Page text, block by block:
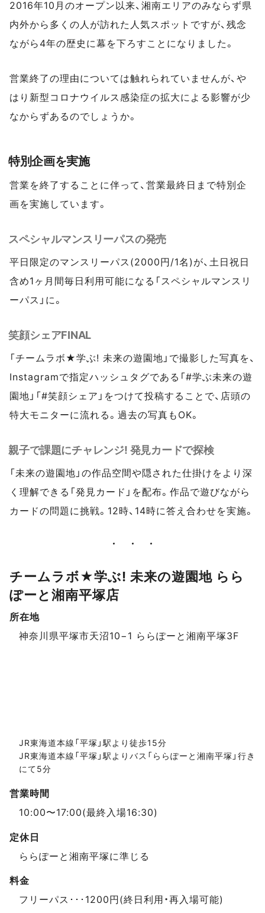
2016年10月のオープン以来、湘南エリアのみならず県
内外から多くの人が訪れた人気スポットですが、残念
ながら4年の歴史に幕を下ろすことになりました。
営業終了の理由については触れられていませんが、や
はり新型コロナウイルス感染症の拡大による影響が少
なからずあるのでしょうか。
特別企画を実施
営業を終了することに伴って、営業最終日まで特別企
画を実施しています。
スペシャルマンスリーパスの発売
平日限定のマンスリーパス(2000円/1名)が、土日祝日
含め1ヶ月間毎日利用可能になる「スペシャルマンスリ
ーパス」に。
笑顔シェアFINAL
「チームラボ★学ぶ! 未来の遊園地」で撮影した写真を、
Instagramで指定ハッシュタグである「#学ぶ未来の遊
園地」「#笑顔シェア」をつけて投稿することで、店頭の
特大モニターに流れる。過去の写真もOK。
親子で課題にチャレンジ! 発見カードで探検
「未来の遊園地」の作品空間や隠された仕掛けをより深
く理解できる「発見カード」を配布。作品で遊びながら
カードの問題に挑戦。12時、14時に答え合わせを実施。
スポットデータ
チームラボ★学ぶ! 未来の遊園地 らら
ぽーと湘南平塚店
所在地
神奈川県平塚市天沼10−1 ららぽーと湘南平塚3F
JR東海道本線「平塚」駅より徒歩15分
JR東海道本線「平塚」駅よりバス「ららぽーと湘南平塚」行き
にて5分
営業時間
10:00〜17:00(最終入場16:30)
定休日
ららぽーと湘南平塚に準じる
料金
フリーパス･･･1200円(終日利用・再入場可能)